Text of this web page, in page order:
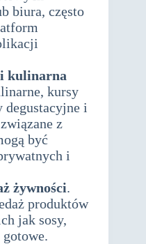
biura, często
i kulinarna
kursy
degustacyjne i
z
być
i
żywności.
produktów
jak sosy,